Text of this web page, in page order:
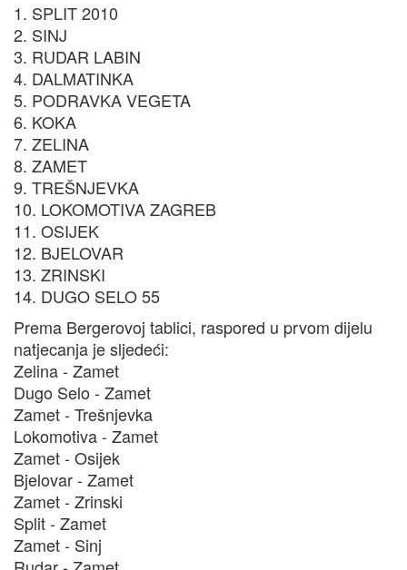
1. SPLIT 2010
2. SINJ
3. RUDAR LABIN
4. DALMATINKA
5. PODRAVKA VEGETA
6. KOKA
7. ZELINA
8. ZAMET
9. TREŠNJEVKA
10. LOKOMOTIVA ZAGREB
11. OSIJEK
12. BJELOVAR
13. ZRINSKI
14. DUGO SELO 55
Prema Bergerovoj tablici, raspored u prvom dijelu
natjecanja je sljedeći:
Zelina - Zamet
Dugo Selo - Zamet
Zamet - Trešnjevka
Lokomotiva - Zamet
Zamet - Osijek
Bjelovar - Zamet
Zamet - Zrinski
Split - Zamet
Zamet - Sinj